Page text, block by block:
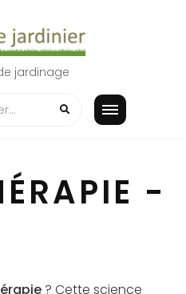
jardinage
-
? Cette science